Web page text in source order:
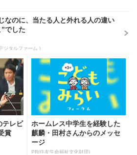
なのに、当たる人と外れる人の違い
でした
ジタルファーム )
テレビ
賞
ホームレス中学生を経験した
麒麟・田村さんからのメッセ
ージ
PR(住友生命福祉文化財団)